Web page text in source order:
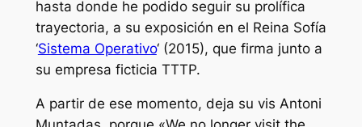
hasta donde he podido seguir su prolífica
trayectoria, a su exposición en el Reina Sofía
‘Sistema Operativo‘ (2015), que firma junto a
su empresa ficticia TTTP.
A partir de ese momento, deja su vis Antoni